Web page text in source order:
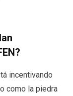
incentivando
como la piedra